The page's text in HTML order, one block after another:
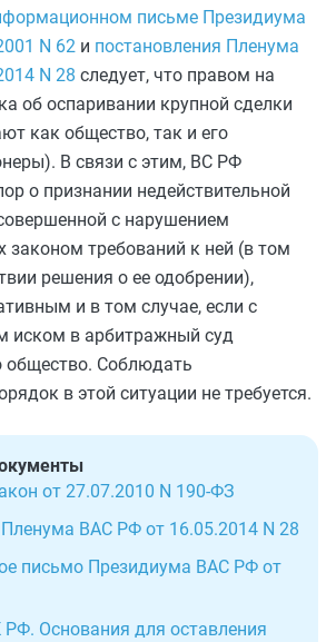
письме Президиума
N 62 и постановления Пленума
N 28 следует, что правом на
об оспаривании крупной сделки
как общество, так и его
В связи с этим, ВС РФ
о признании недействительной
с нарушением
законом требований к ней (в том
решения о ее одобрении),
и в том случае, если с
иском в арбитражный суд
общество. Соблюдать
в этой ситуации не требуется.
от 27.07.2010 N 190-ФЗ
ВАС РФ от 16.05.2014 N 28
письмо Президиума ВАС РФ от
Основания для оставления